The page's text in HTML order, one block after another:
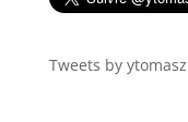
Tweets by ytomasz